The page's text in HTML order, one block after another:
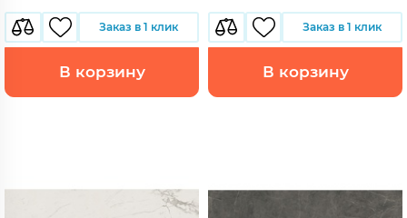
Заказ в 1 клик
В корзину
Заказ в 1 клик
В корзину